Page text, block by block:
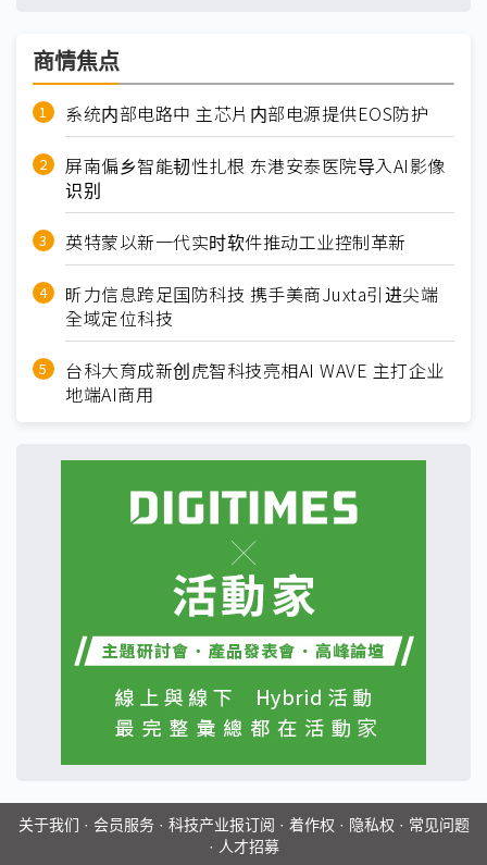
商情焦点
系统内部电路中 主芯片内部电源提供EOS防护
屏南偏乡智能韧性扎根 东港安泰医院导入AI影像
识别
英特蒙以新一代实时软件推动工业控制革新
昕力信息跨足国防科技 携手美商Juxta引进尖端
全域定位科技
台科大育成新创虎智科技亮相AI WAVE 主打企业
地端AI商用
关于我们 · 会员服务· 科技产业报订阅 · 着作权 · 隐私权 · 常见问题
· 人才招募